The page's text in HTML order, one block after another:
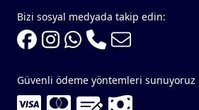
Bizi sosyal medyada takip edin:
Güvenli ödeme yöntemleri sunuyoruz